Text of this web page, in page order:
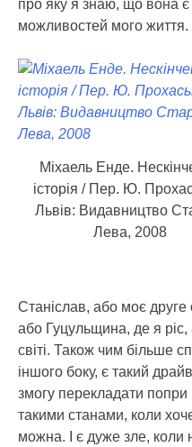
про яку я знаю, що вона є
можливостей мого життя.
Міхаель Енде.
історія / Пер. Ю.
Львів: Видавництво
Лева, 2008
Станіслав, або моє друге
або Гуцульщина, де я ріс,
світі. Також чим більше
іншого боку, є такий
змогу перекладати
такими станами, коли
можна. І є дуже зле,